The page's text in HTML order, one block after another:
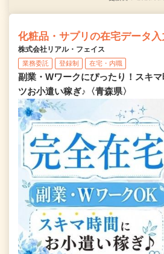
化粧品・サプリの在宅データ入
株式会社リアル・フェイス
業務委託 登録制 在宅・内職
副業・Wワークにぴったり！スキ
ツお小遣い稼ぎ♪〈青森県〉